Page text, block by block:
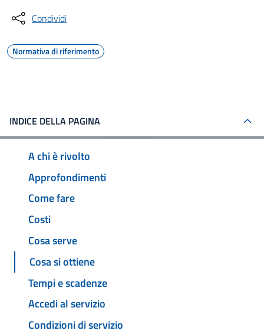
Condividi
Normativa di riferimento
INDICE DELLA PAGINA
A chi è rivolto
Approfondimenti
Come fare
Costi
Cosa serve
Cosa si ottiene
Tempi e scadenze
Accedi al servizio
Condizioni di servizio